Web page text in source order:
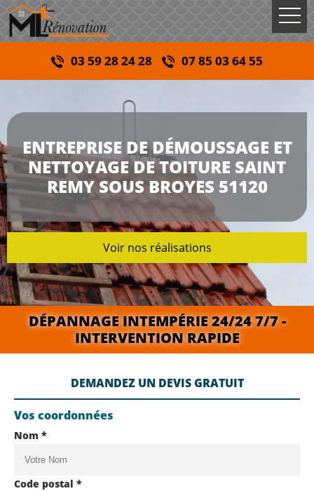
03 59 28 24 28 07 85 03 64 55
ENTREPRISE DE DÉMOUSSAGE ET
NETTOYAGE DE TOITURE SAINT
REMY SOUS BROYES 51120
Voir nos réalisations
DÉPANNAGE INTEMPÉRIE 24/24 7/7 -
INTERVENTION RAPIDE
DEMANDEZ UN DEVIS GRATUIT
Vos coordonnées
Nom *
Code postal *